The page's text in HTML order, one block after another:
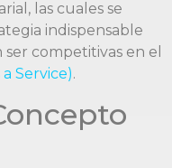
las cuales se
indispensable
competitivas en el
Service).